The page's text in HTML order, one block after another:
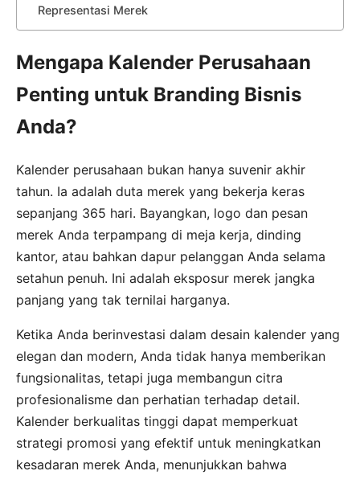
Representasi Merek
Mengapa Kalender Perusahaan
Penting untuk Branding Bisnis
Anda?
Kalender perusahaan bukan hanya suvenir akhir
tahun. Ia adalah duta merek yang bekerja keras
sepanjang 365 hari. Bayangkan, logo dan pesan
merek Anda terpampang di meja kerja, dinding
kantor, atau bahkan dapur pelanggan Anda selama
setahun penuh. Ini adalah eksposur merek jangka
panjang yang tak ternilai harganya.
Ketika Anda berinvestasi dalam desain kalender yang
elegan dan modern, Anda tidak hanya memberikan
fungsionalitas, tetapi juga membangun citra
profesionalisme dan perhatian terhadap detail.
Kalender berkualitas tinggi dapat memperkuat
strategi promosi yang efektif untuk meningkatkan
kesadaran merek Anda, menunjukkan bahwa